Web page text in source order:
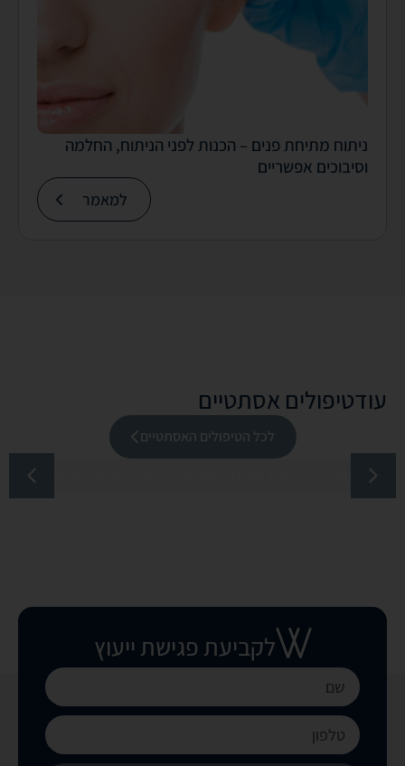
ניתוח מתיחת פנים – הכנות לפני הניתוח, החלמה
וסיבוכים אפשריים
למאמר
עודטיפולים אסתטיים
לכל הטיפולים האסתטיים
לקביעת פגישת ייעוץ